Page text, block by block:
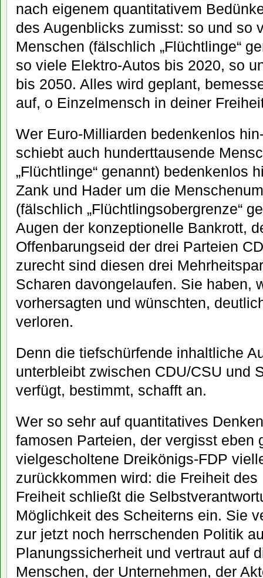
nach eigenem quantitativem
des Augenblicks zumisst: so und so
Menschen (fälschlich „Flüchtlinge“
so viele Elektro-Autos bis 2020, so
bis 2050. Alles wird geplant,
auf, o Einzelmensch in deiner
Wer Euro-Milliarden bedenkenlos
schiebt auch hunderttausende
„Flüchtlinge“ genannt) bedenkenlos
Zank und Hader um die
(fälschlich „Flüchtlingsobergrenze“
Augen der konzeptionelle Bankrott,
Offenbarungseid der drei Parteien
zurecht sind diesen drei
Scharen davongelaufen. Sie haben,
vorhersagten und wünschten,
verloren.
Denn die tiefschürfende inhaltliche
unterbleibt zwischen CDU/CSU und
verfügt, bestimmt, schafft an.
Wer so sehr auf quantitatives
famosen Parteien, der vergisst eben
vielgescholtene Dreikönigs-FDP
zurückkommen wird: die Freiheit
Freiheit schließt die
Möglichkeit des Scheiterns ein. Sie
zur jetzt noch herrschenden Politik
Planungssicherheit und vertraut auf
Menschen, der Unternehmen, der